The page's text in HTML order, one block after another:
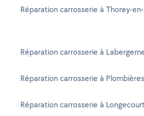
Réparation carrosserie à Thorey-
Réparation carrosserie à
Réparation carrosserie à
Réparation carrosserie à